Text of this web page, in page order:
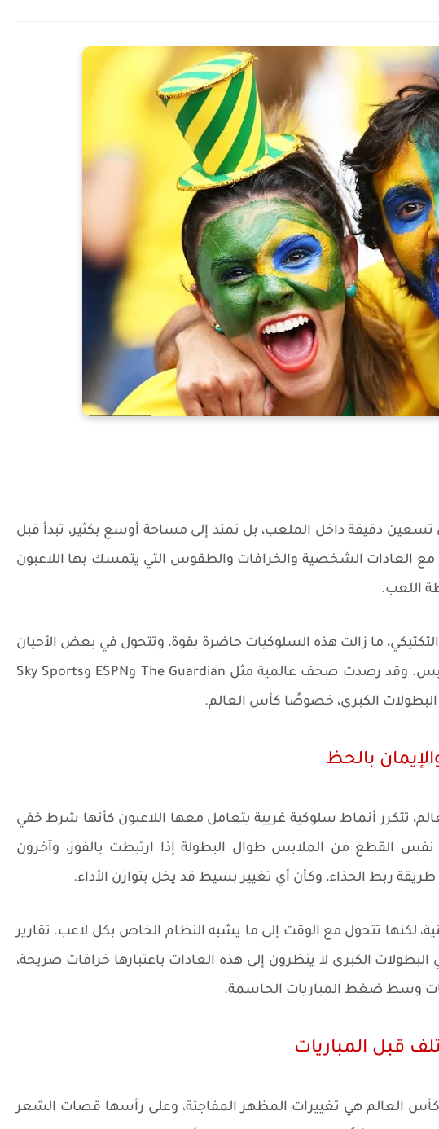
تسعين دقيقة داخل الملعب، بل تمتد إلى مساحة أوسع بكثير، تبدأ قبل
مع العادات الشخصية والخرافات والطقوس التي يتمسك بها اللاعبون
اللعب.
ما زالت هذه السلوكيات حاضرة بقوة، وتتحول في بعض الأحيان
إلى عنصر نفسي مؤثر داخل غرف الملابس. وقد رصدت صحف عالمية مثل The Guardian وESPN وSky Sports
البطولات الكبرى، خصوصًا كأس العالم.
بالحظ
تتكرر أنماط سلوكية غريبة يتعامل معها اللاعبون كأنها شرط خفي
القطع من الملابس طوال البطولة إذا ارتبطت بالفوز، وآخرون
ربط الحذاء، وكأن أي تغيير بسيط قد يخل بتوازن الأداء.
لكنها تتحول مع الوقت إلى ما يشبه النظام الخاص بكل لاعب. تقارير
البطولات الكبرى لا ينظرون إلى هذه العادات باعتبارها خرافات صريحة،
وسط ضغط المباريات الحاسمة.
قبل المباريات
كأس العالم هي تغييرات المظهر المفاجئة، وعلى رأسها قصات الشعر